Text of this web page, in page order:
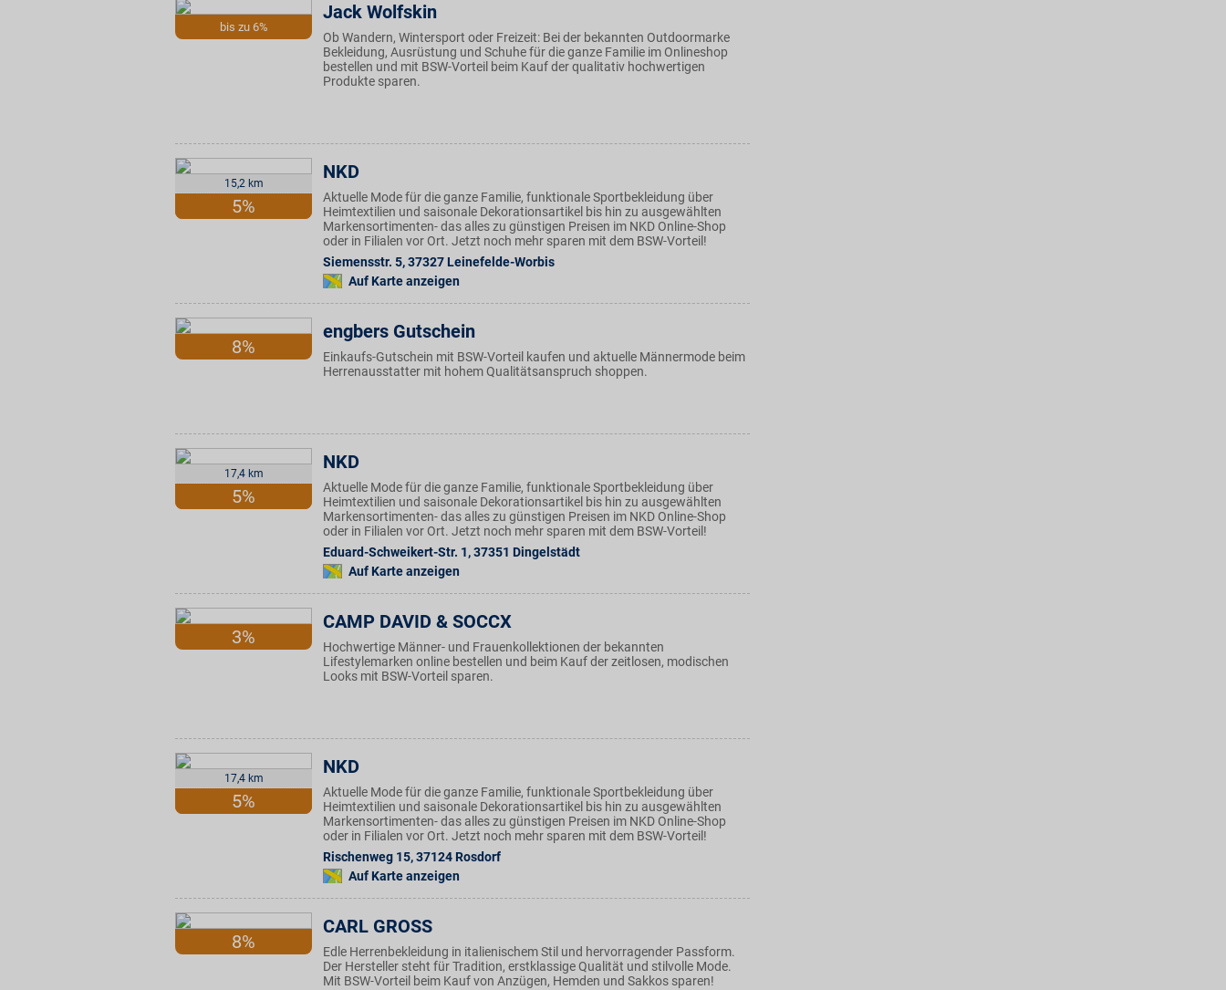
bis zu 6%
Jack Wolfskin
Ob Wandern, Wintersport oder Freizeit: Bei der bekannten Outdoormarke
Bekleidung, Ausrüstung und Schuhe für die ganze Familie im Onlineshop
bestellen und mit BSW-Vorteil beim Kauf der qualitativ hochwertigen
Produkte sparen.
15,2 km
5%
NKD
Aktuelle Mode für die ganze Familie, funktionale Sportbekleidung über
Heimtextilien und saisonale Dekorationsartikel bis hin zu ausgewählten
Markensortimenten- das alles zu günstigen Preisen im NKD Online-Shop
oder in Filialen vor Ort. Jetzt noch mehr sparen mit dem BSW-Vorteil!
Siemensstr. 5,37327 Leinefelde-Worbis
Auf Karte anzeigen
8%
engbers Gutschein
Einkaufs-Gutschein mit BSW-Vorteil kaufen und aktuelle Männermode beim
Herrenausstatter mit hohem Qualitätsanspruch shoppen.
17,4 km
5%
NKD
Aktuelle Mode für die ganze Familie, funktionale Sportbekleidung über
Heimtextilien und saisonale Dekorationsartikel bis hin zu ausgewählten
Markensortimenten- das alles zu günstigen Preisen im NKD Online-Shop
oder in Filialen vor Ort. Jetzt noch mehr sparen mit dem BSW-Vorteil!
Eduard-Schweikert-Str. 1,37351 Dingelstädt
Auf Karte anzeigen
3%
CAMP DAVID & SOCCX
Hochwertige Männer- und Frauenkollektionen der bekannten
Lifestylemarken online bestellen und beim Kauf der zeitlosen, modischen
Looks mit BSW-Vorteil sparen.
17,4 km
5%
NKD
Aktuelle Mode für die ganze Familie, funktionale Sportbekleidung über
Heimtextilien und saisonale Dekorationsartikel bis hin zu ausgewählten
Markensortimenten- das alles zu günstigen Preisen im NKD Online-Shop
oder in Filialen vor Ort. Jetzt noch mehr sparen mit dem BSW-Vorteil!
Rischenweg 15,37124 Rosdorf
Auf Karte anzeigen
8%
CARL GROSS
Edle Herrenbekleidung in italienischem Stil und hervorragender Passform.
Der Hersteller steht für Tradition, erstklassige Qualität und stilvolle Mode.
Mit BSW-Vorteil beim Kauf von Anzügen, Hemden und Sakkos sparen!